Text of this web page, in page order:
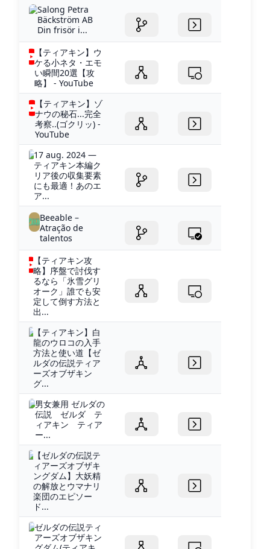
Salong Petra
Bäckström AB
Din frisör i...
【ティアキン】ウ
ケる小ネタ・エモ
い瞬間20選【攻
略】 - YouTube
【ティアキン】ゾ
ナウの秘石...完全
考察..(ゴクリッ) -
YouTube
17 aug. 2024 —
ティアキン本編ク
リア後の収集要素
にも最適！あのエ
ア...
Beeable –
Atração de
talentos
【ティアキン攻
略】序盤で討伐す
るなら「氷雪グリ
オーク」誰でも安
定して倒す方法と
出...
【ティアキン】白
龍のウロコの入手
方法と使い道【ゼ
ルダの伝説ティア
ーズオブザキン
グ...
男女兼用 ゼルダの
伝説 ゼルダ テ
ィアキン ティア
ー...
【ゼルダの伝説テ
ィアーズオブザキ
ングダム】大妖精
の解放とウマナリ
楽団のエピソー
ド...
ゼルダの伝説ティ
アーズオブザキン